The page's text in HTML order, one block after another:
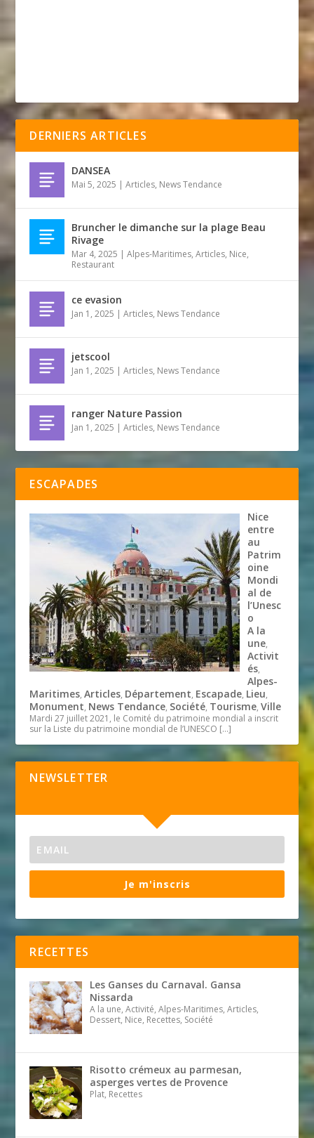
DERNIERS ARTICLES
DANSEA
Mai 5, 2025 |Articles, News Tendance
Bruncher le dimanche sur la plage Beau
Rivage
Mar 4, 2025 |Alpes-Maritimes,Articles, Nice,
Restaurant
ce evasion
Jan 1, 2025 |Articles, News Tendance
jetscool
Jan 1, 2025 |Articles, News Tendance
ranger Nature Passion
Jan 1, 2025 |Articles, News Tendance
ESCAPADES
Nice
entre
au
Patrim
oine
Mondi
al de
l’Unesc
o
A la
une,
Activit
és,
Alpes-
Maritimes,Articles, Département, Escapade, Lieu,
Monument, News Tendance, Société, Tourisme,Ville
Mardi 27 juillet 2021, le Comité du patrimoine mondial a inscrit
sur la Liste du patrimoine mondial de l’UNESCO […]
NEWSLETTER
Je m'inscris
RECETTES
Les Ganses du Carnaval. Gansa
Nissarda
A la une, Activité, Alpes-Maritimes, Articles,
Dessert, Nice, Recettes, Société
Risotto crémeux au parmesan,
asperges vertes de Provence
Plat, Recettes